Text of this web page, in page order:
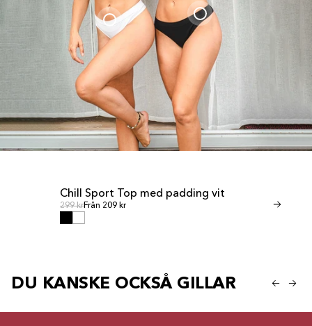
REA
Chill Sport Top med padding vit
Ordinarie pris
299 krOrdinarie pris
Från 209 kr Ordinarie pris
349 krFrån 245
DU KANSKE OCKSÅ GILLAR